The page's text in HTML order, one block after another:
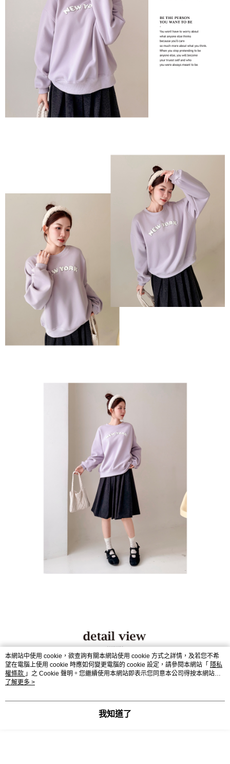
本網站中使用 cookie，欲查詢有關本網站使用 cookie 方式之詳情，及若您不希
望在電腦上使用 cookie 時應如何變更電腦的 cookie 設定，請參閱本網站「 隱私
權條款 」之 Cookie 聲明。您繼續使用本網站即表示您同意本公司得按本網站使
用條款之 Cookie 聲明使用 cookie。
了解更多 >
我知道了